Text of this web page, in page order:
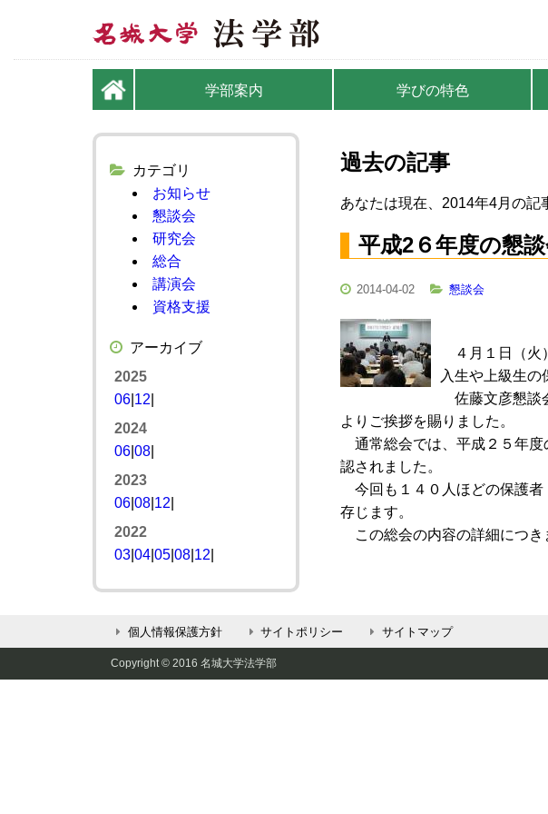
学部案内 学びの特色
過去の記事
あなたは現在、2014年4月の記
平成2６年度の懇
2014-04-02 懇談会
４月１日（火
入生や上級生の
佐藤文彦懇談
よりご挨拶を賜りました。
通常総会では、平成２５年度
認されました。
今回も１４０人ほどの保護者
存じます。
この総会の内容の詳細につき
カテゴリ
お知らせ
懇談会
研究会
総合
講演会
資格支援
アーカイブ
2025
06 12
2024
06 08
2023
06 08 12
2022
03 04 05 08 12
個人情報保護方針 サイトポリシー サイトマップ
Copyright © 2016 名城大学法学部